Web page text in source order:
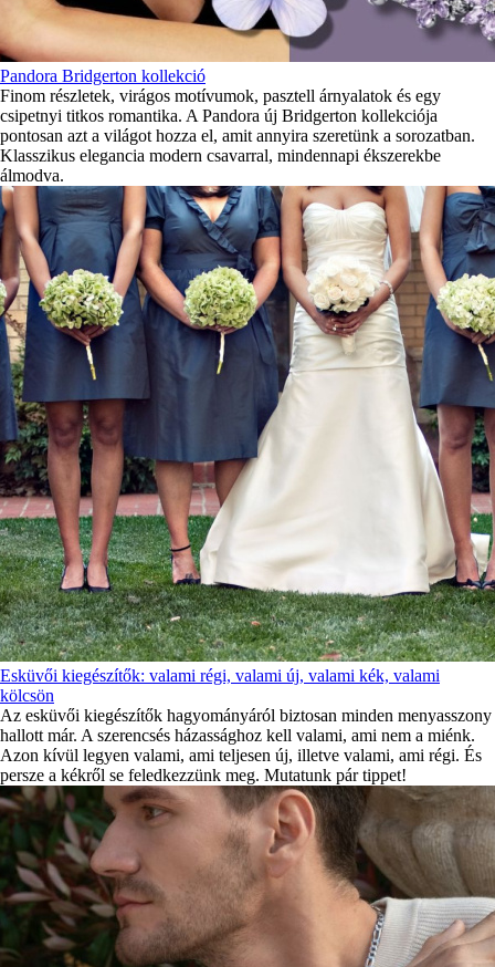
Pandora Bridgerton kollekció
Finom részletek, virágos motívumok, pasztell árnyalatok és egy
csipetnyi titkos romantika. A Pandora új Bridgerton kollekciója
pontosan azt a világot hozza el, amit annyira szeretünk a sorozatban.
Klasszikus elegancia modern csavarral, mindennapi ékszerekbe
álmodva.
Esküvői kiegészítők: valami régi, valami új, valami kék, valami
kölcsön
Az esküvői kiegészítők hagyományáról biztosan minden menyasszony
hallott már. A szerencsés házassághoz kell valami, ami nem a miénk.
Azon kívül legyen valami, ami teljesen új, illetve valami, ami régi. És
persze a kékről se feledkezzünk meg. Mutatunk pár tippet!